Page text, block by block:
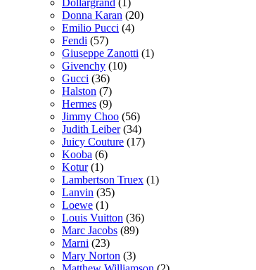
Dollargrand (1)
Donna Karan (20)
Emilio Pucci (4)
Fendi (57)
Giuseppe Zanotti (1)
Givenchy (10)
Gucci (36)
Halston (7)
Hermes (9)
Jimmy Choo (56)
Judith Leiber(34)
Juicy Couture (17)
Kooba (6)
Kotur(1)
Lambertson Truex (1)
Lanvin (35)
Loewe (1)
Louis Vuitton (36)
Marc Jacobs (89)
Marni (23)
Mary Norton (3)